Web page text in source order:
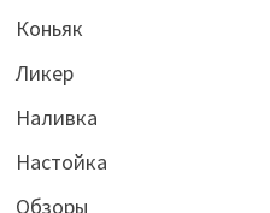
Коньяк
Ликер
Наливка
Настойка
Обзоры